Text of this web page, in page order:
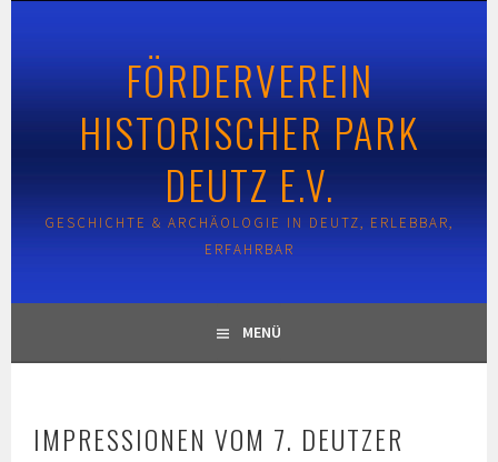
FÖRDERVEREIN
HISTORISCHER PARK
DEUTZ E.V.
GESCHICHTE & ARCHÄOLOGIE IN DEUTZ, ERLEBBAR,
ERFAHRBAR
MENÜ
IMPRESSIONEN VOM 7. DEUTZER